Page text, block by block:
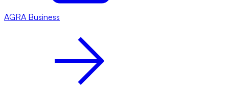
AGRA Business